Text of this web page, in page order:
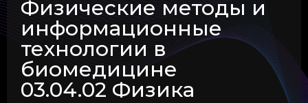
Физические методы и
информационные
технологии в
биомедицине
03.04.02 Физика